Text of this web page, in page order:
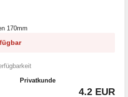
170mm
Privatkunde
4.2 EUR